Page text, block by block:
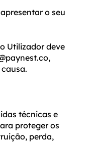
o seu
Utilizador deve
técnicas e
proteger os
perda,